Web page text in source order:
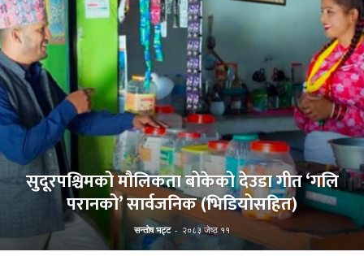
सुदूरपश्चिमको मौलिकता बोकेको देउडा गीत ‘गलि
परानको’ सार्वजनिक (भिडियोसहित)
सन्तोष भट्ट - २०८३ जेष्ठ ११